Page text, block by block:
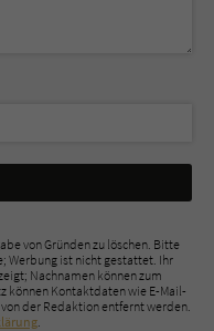
von Gründen zu löschen. Bitte
Werbung ist nicht gestattet. Ihr
Nachnamen können zum
können Kontaktdaten wie E-Mail-
der Redaktion entfernt werden.